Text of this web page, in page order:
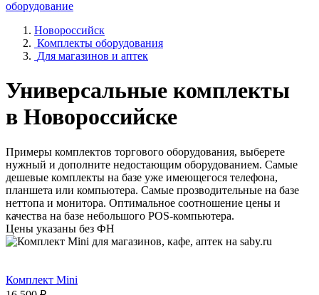
оборудование
Новороссийск
Комплекты оборудования
Для магазинов и аптек
Универсальные комплекты
в Новороссийске
Примеры комплектов торгового оборудования, выберете
нужный и дополните недостающим оборудованием. Самые
дешевые комплекты на базе уже имеющегося телефона,
планшета или компьютера. Самые прозводительные на базе
неттопа и монитора. Оптимальное соотношение цены и
качества на базе небольшого POS-компьютера.
Цены указаны без ФН
Комплект Mini